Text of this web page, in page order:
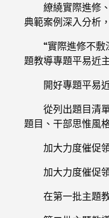
繚繞實際進修
典範案例深入分析
“實際進修不
題教導專題平易近
開好專題平易
從列出題目清
題目、干部思惟風
加大力度催促
加大力度催促
在第一批主題